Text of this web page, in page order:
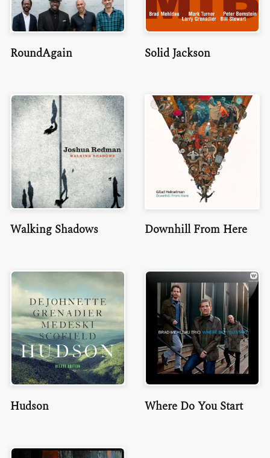
RoundAgain Solid Jackson
Walking Shadows Downhill From Here
Hudson Where Do You Start